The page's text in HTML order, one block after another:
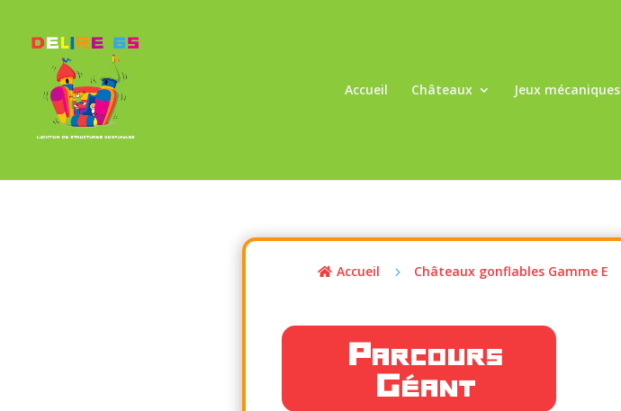
Accueil Châteaux Jeux mécaniques
 Accueil 5 Châteaux gonflables Gamme E
Parcours
Géant